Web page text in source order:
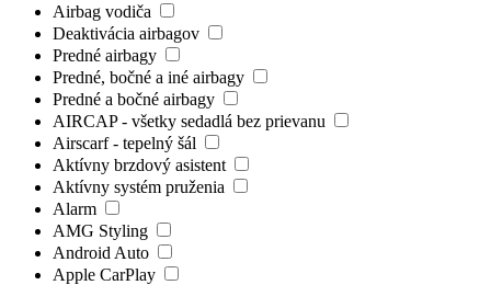
Airbag vodiča
Deaktivácia airbagov
Predné airbagy
Predné, bočné a iné airbagy
Predné a bočné airbagy
AIRCAP - všetky sedadlá bez prievanu
Airscarf - tepelný šál
Aktívny brzdový asistent
Aktívny systém pruženia
Alarm
AMG Styling
Android Auto
Apple CarPlay